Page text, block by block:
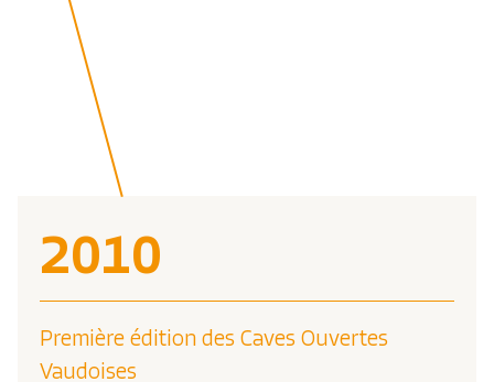
2010
Première édition des Caves Ouvertes
Vaudoises